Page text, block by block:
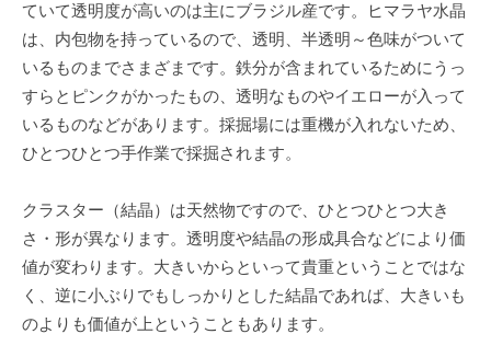
ていて透明度が高いのは主にブラジル産です。ヒマラヤ水晶
は、内包物を持っているので、透明、半透明～色味がついて
いるものまでさまざまです。鉄分が含まれているためにうっ
すらとピンクがかったもの、透明なものやイエローが入って
いるものなどがあります。採掘場には重機が入れないため、
ひとつひとつ手作業で採掘されます。
クラスター（結晶）は天然物ですので、ひとつひとつ大き
さ・形が異なります。透明度や結晶の形成具合などにより価
値が変わります。大きいからといって貴重ということではな
く、逆に小ぶりでもしっかりとした結晶であれば、大きいも
のよりも価値が上ということもあります。